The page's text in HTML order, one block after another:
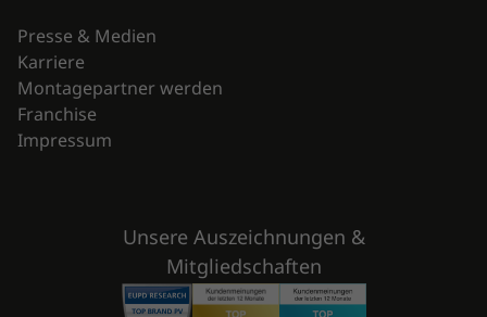
Presse & Medien
Karriere
Montagepartner werden
Franchise
Impressum
Unsere Auszeichnungen &
Mitgliedschaften